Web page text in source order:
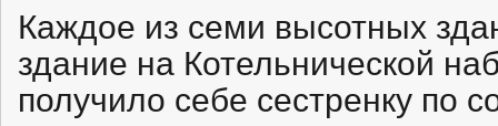
Каждое из семи высотных
здание на Котельнической
получило себе сестренку по